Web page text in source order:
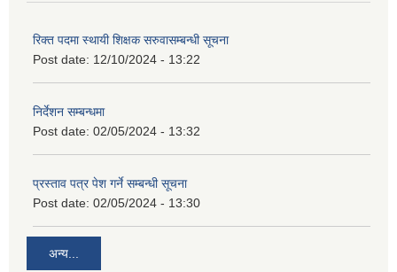
रिक्त पदमा स्थायी शिक्षक सरुवासम्बन्धी सूचना
Post date: 12/10/2024 - 13:22
निर्देशन सम्बन्धमा
Post date: 02/05/2024 - 13:32
प्रस्ताव पत्र पेश गर्ने सम्बन्धी सूचना
Post date: 02/05/2024 - 13:30
अन्य...